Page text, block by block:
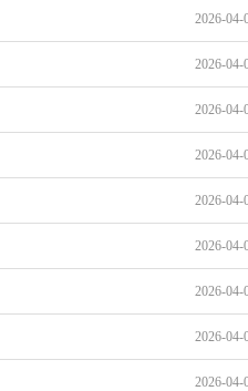
2026-04-
2026-04-
2026-04-
2026-04-
2026-04-
2026-04-
2026-04-
2026-04-
2026-04-